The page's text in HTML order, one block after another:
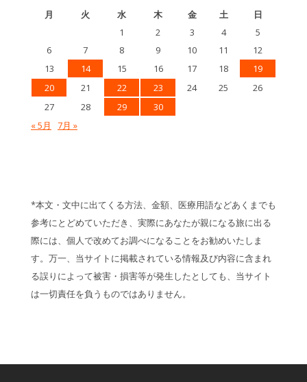
月 火 水 木 金 土
日
1
2 3 4
5
6
7 8 9 10 11
12
13
14 15 16 17 18
19
20
21 22 23 24 25
26
27
28 29
30
« 5月
7月 »
*本文・文中に出てくる方法、金額、医療用語などあくまでも
参考にとどめていただき、実際にあなたが親になる旅に出る
際には、個人で改めてお調べになることをお勧めいたしま
す。万一、当サイトに掲載されている情報及び内容に含まれ
る誤りによって被害・損害等が発生したとしても、当サイト
は一切責任を負うものではありません。